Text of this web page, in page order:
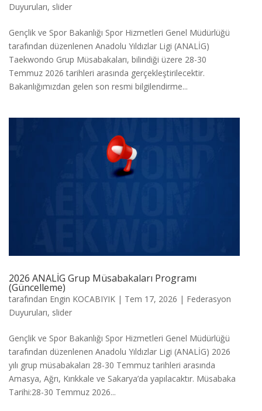
Duyuruları, slider
Gençlik ve Spor Bakanlığı Spor Hizmetleri Genel Müdürlüğü
tarafından düzenlenen Anadolu Yıldızlar Ligi (ANALİG)
Taekwondo Grup Müsabakaları, bilindiği üzere 28-30
Temmuz 2026 tarihleri arasında gerçekleştirilecektir.
Bakanlığımızdan gelen son resmi bilgilendirme...
2026 ANALİG Grup Müsabakaları Programı
(Güncelleme)
tarafından Engin KOCABIYIK | Tem 17, 2026 | Federasyon
Duyuruları, slider
Gençlik ve Spor Bakanlığı Spor Hizmetleri Genel Müdürlüğü
tarafından düzenlenen Anadolu Yıldızlar Ligi (ANALİG) 2026
yılı grup müsabakaları 28-30 Temmuz tarihleri arasında
Amasya, Ağrı, Kırıkkale ve Sakarya’da yapılacaktır. Müsabaka
Tarihi:28-30 Temmuz 2026...